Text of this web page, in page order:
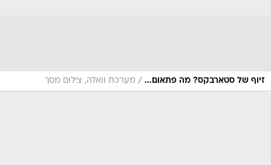
זיוף של סטארבקס? מה פתאום... / מערכת וואלה, צילום מסך